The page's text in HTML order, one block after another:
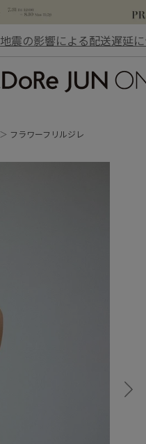
地震の影響による配送遅延
フラワーフリルジレ